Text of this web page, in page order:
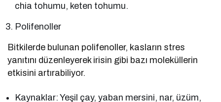
chia tohumu, keten tohumu.
Polifenoller
Bitkilerde bulunan polifenoller, kasların stres
yanıtını düzenleyerek irisin gibi bazı moleküllerin
etkisini artırabiliyor.
Kaynaklar: Yeşil çay, yaban mersini, nar, üzüm,